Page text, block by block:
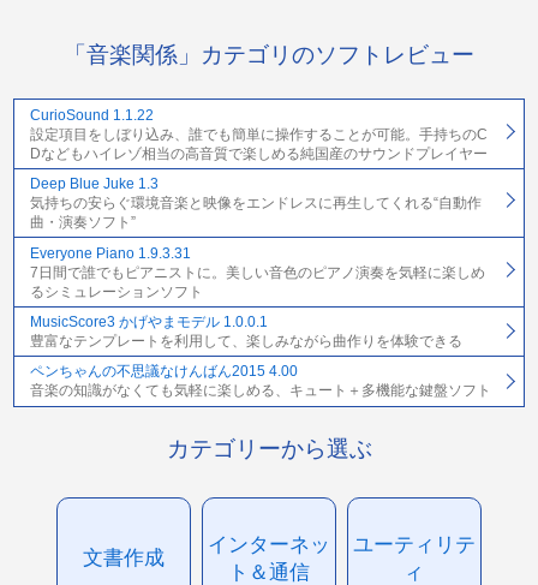
「音楽関係」カテゴリのソフトレビュー
CurioSound 1.1.22
設定項目をしぼり込み、誰でも簡単に操作することが可能。手持ちのC
Dなどもハイレゾ相当の高音質で楽しめる純国産のサウンドプレイヤー
Deep Blue Juke 1.3
気持ちの安らぐ環境音楽と映像をエンドレスに再生してくれる“自動作
曲・演奏ソフト”
Everyone Piano 1.9.3.31
7日間で誰でもピアニストに。美しい音色のピアノ演奏を気軽に楽しめ
るシミュレーションソフト
MusicScore3 かげやまモデル 1.0.0.1
豊富なテンプレートを利用して、楽しみながら曲作りを体験できる
ペンちゃんの不思議なけんばん2015 4.00
音楽の知識がなくても気軽に楽しめる、キュート＋多機能な鍵盤ソフト
カテゴリーから選ぶ
文書作成
インターネッ
ト＆通信
ユーティリテ
ィ